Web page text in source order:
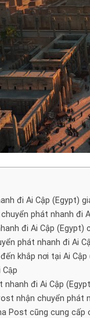
đi Ai Cập (Egypt)
phát nhanh đi
đi Ai Cập (Egypt)
phát nhanh đi Ai
khắp nơi tại Ai Cập
nhanh đi Ai Cập
nhận chuyển phát
Post cũng cung cấp